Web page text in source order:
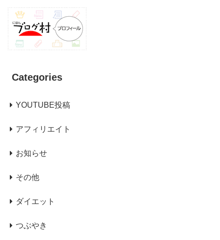
Categories
YOUTUBE投稿
アフィリエイト
お知らせ
その他
ダイエット
つぶやき